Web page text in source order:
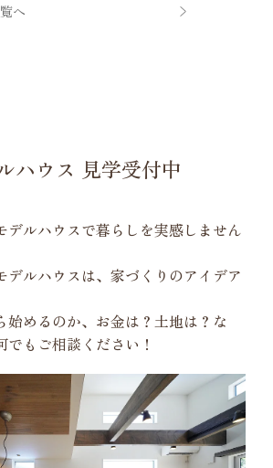
へ
ハウス 見学受付中
デルハウスで暮らしを実感しません
デルハウスは、家づくりのアイデア
始めるのか、お金は？土地は？な
でもご相談ください！